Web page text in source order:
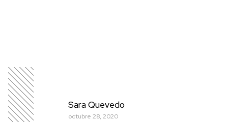
Sara Quevedo
octubre 28, 2020